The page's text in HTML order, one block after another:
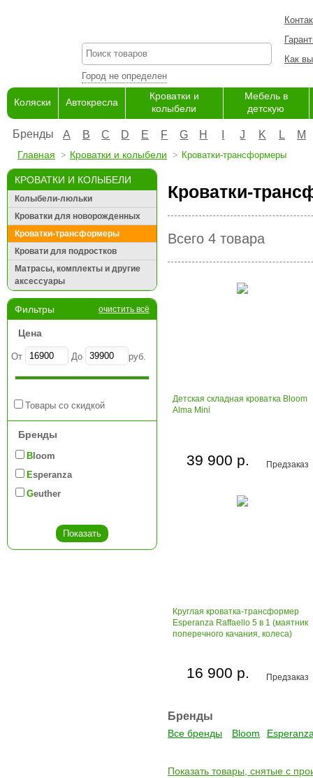
Город не определен
Как
Коляски Автокресла
Кроватки и
колыбели
Мебель в
детскую
Бренды A B C D E F G H J K L M
Главная Кроватки и колыбели Кроватки-трансформеры
КРОВАТКИ И КОЛЫБЕЛИ
Колыбели-люльки
Кроватки для новорожденных
Кроватки-трансформеры
Кровати для подростков
Матрасы, комплекты и другие
аксессуары
Фильтры очистить всё
Цена
От До руб.
Товары со скидкой
Бренды
Bloom
Esperanza
Geuther
Кроватки-
Всего 4 товара
Детская складная кроватка Bloom
Alma Mini
Предзаказ
39 900 р.
Круглая кроватка-трансформер
Esperanza Raffaello 5 в 1 (маятник
поперечного качания, колеса)
Предзаказ
16 900 р.
Бренды
Все бренды Bloom
Показать товары, снятые с